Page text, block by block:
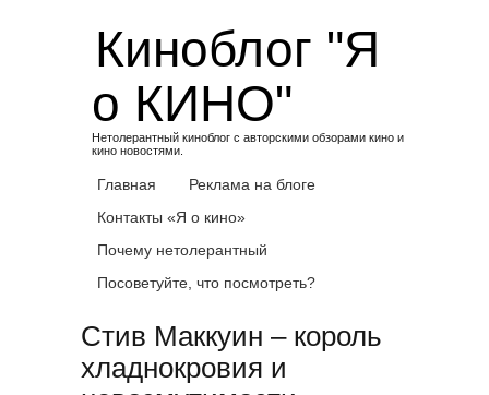
Киноблог "Я
о КИНО"
Нетолерантный киноблог с авторскими обзорами кино и
кино новостями.
Главная
Реклама на блоге
Контакты «Я о кино»
Почему нетолерантный
Посоветуйте, что посмотреть?
Стив Маккуин – король
хладнокровия и